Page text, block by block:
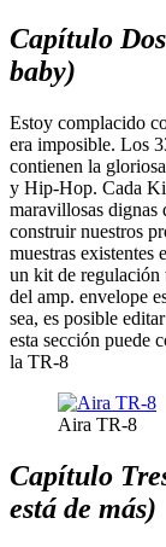
Capítulo
baby)
Estoy complacido
era imposible. Los
contienen la
y Hip-Hop. Cada
maravillosas dignas
construir nuestros
muestras existentes
un kit de regulación
del amp. envelope
sea, es posible
esta sección puede
la TR-8
Aira TR-8
Capítulo
está de más)